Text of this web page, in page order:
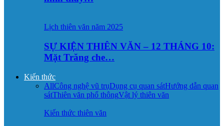
Lịch thiên văn năm 2025
SỰ KIỆN THIÊN VĂN – 12 THÁNG 10:
Mặt Trăng che…
Kiến thức
AllCông nghệ vũ trụDụng cụ quan sátHướng dẫn quan
sátThiên văn phổ thôngVật lý thiên văn
Kiến thức thiên văn